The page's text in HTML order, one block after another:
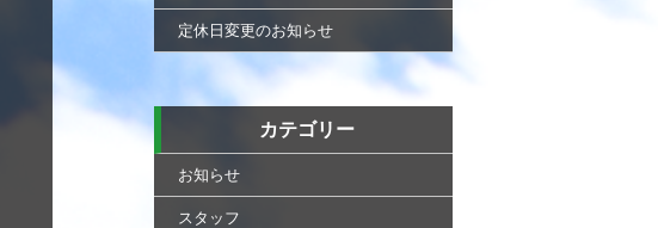
定休日変更のお知らせ
カテゴリー
お知らせ
スタッフ